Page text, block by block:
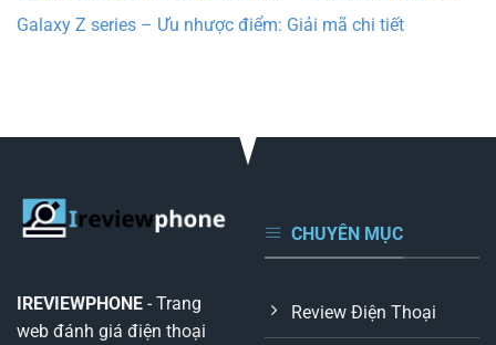
Galaxy Z series – Ưu nhược điểm: Giải mã chi tiết
IREVIEWPHONE - Trang
web đánh giá điện thoại
CHUYÊN MỤC
Review Điện Thoại